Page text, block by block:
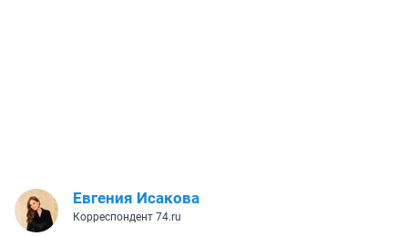
Евгения Исакова
Корреспондент 74.ru